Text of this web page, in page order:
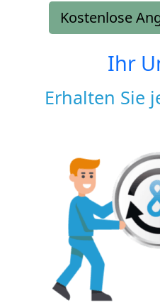
Kostenlose
Ihr
Erhalten Sie